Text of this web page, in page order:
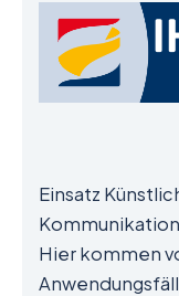
Einsatz
Kommunikation
Hier kommen